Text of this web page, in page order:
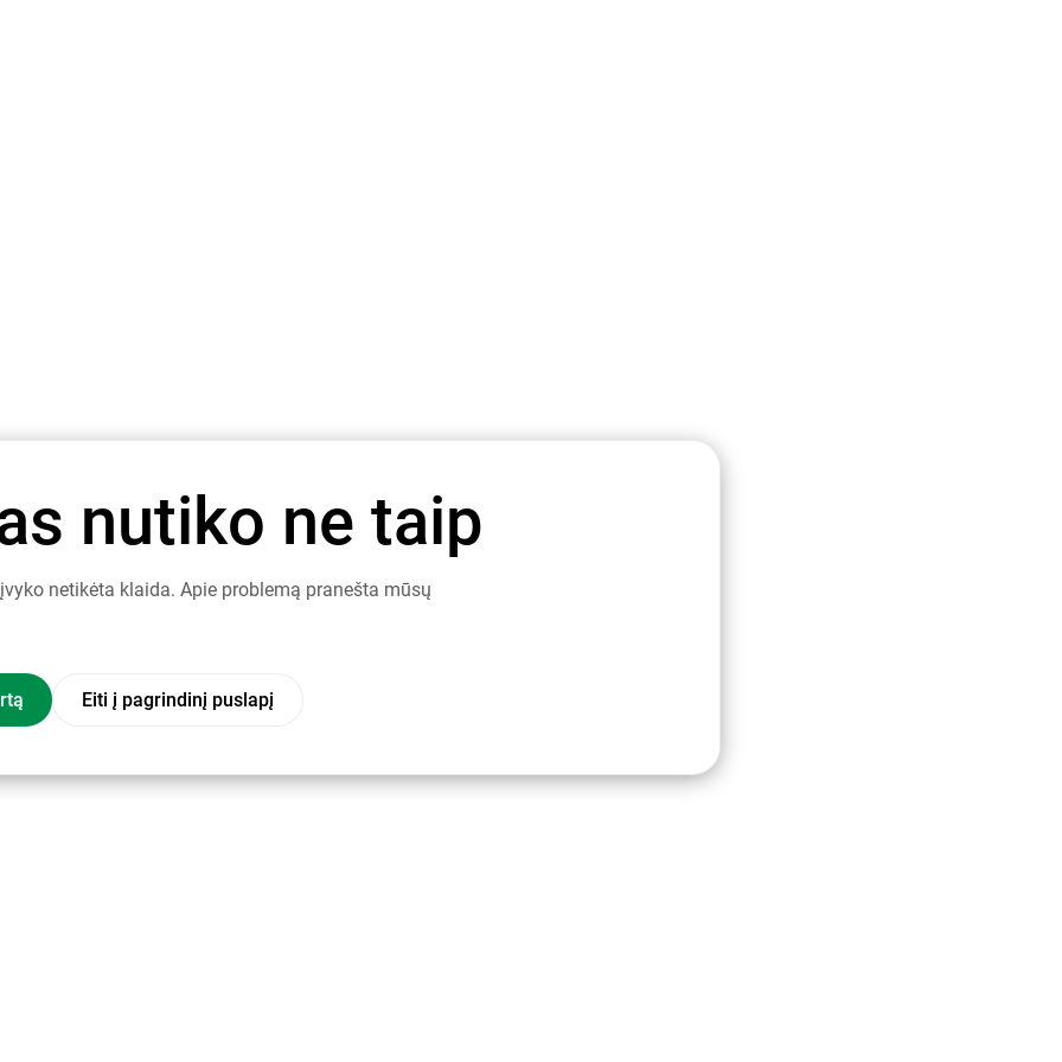
nutiko ne taip
netikėta klaida. Apie problemą pranešta mūsų
Eiti į pagrindinį puslapį